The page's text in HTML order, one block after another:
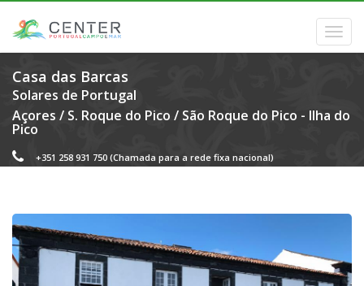
Casa das Barcas
Solares de Portugal
Açores / S. Roque do Pico / São Roque do Pico - Ilha do
Pico
+351 258 931 750 (Chamada para a rede fixa nacional)